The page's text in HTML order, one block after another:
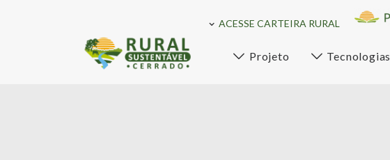
ACESSE CARTEIRA RURAL
Projeto Tecnologias